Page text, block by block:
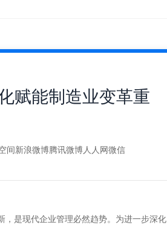
赋能制造业变革重
间新浪微博腾讯微博人人网微信
是现代企业管理必然趋势。为进一步深化